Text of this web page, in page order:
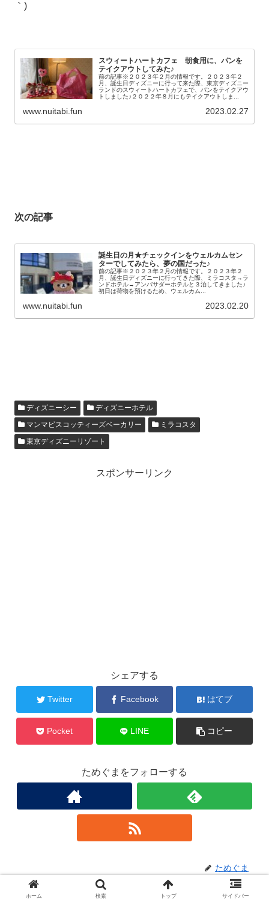
｀)
スウィートハートカフェ 朝食用に、パンを
テイクアウトしてみた♪
前の記事※２０２３年２月の情報です。２０２３年２
月、誕生日ディズニーに行って来た際、東京ディズニー
ランドのスウィートハートカフェで、パンをテイクアウ
トしました♪２０２２年８月にもテイクアウトしま...
www.nuitabi.fun 2023.02.27
次の記事
誕生日の月★チェックインをウェルカムセン
ターでしてみたら、夢の国だった♪
前の記事※２０２３年２月の情報です。２０２３年２
月、誕生日ディズニーに行ってきた際、ミラコスタ→ラ
ンドホテル→アンバサダーホテルと３泊してきました♪
初日は荷物を預けるため、ウェルカム...
www.nuitabi.fun 2023.02.20
ディズニーシー
ディズニーホテル
マンマビスコッティーズベーカリー
ミラコスタ
東京ディズニーリゾート
スポンサーリンク
シェアする
Twitter Facebook はてブ
Pocket LINE コピー
ためぐまをフォローする
ためぐま
ホーム 検索 トップ サイドバー